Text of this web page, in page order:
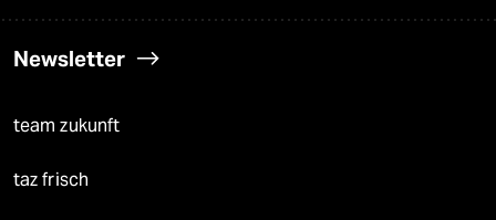
Newsletter
team zukunft
taz frisch